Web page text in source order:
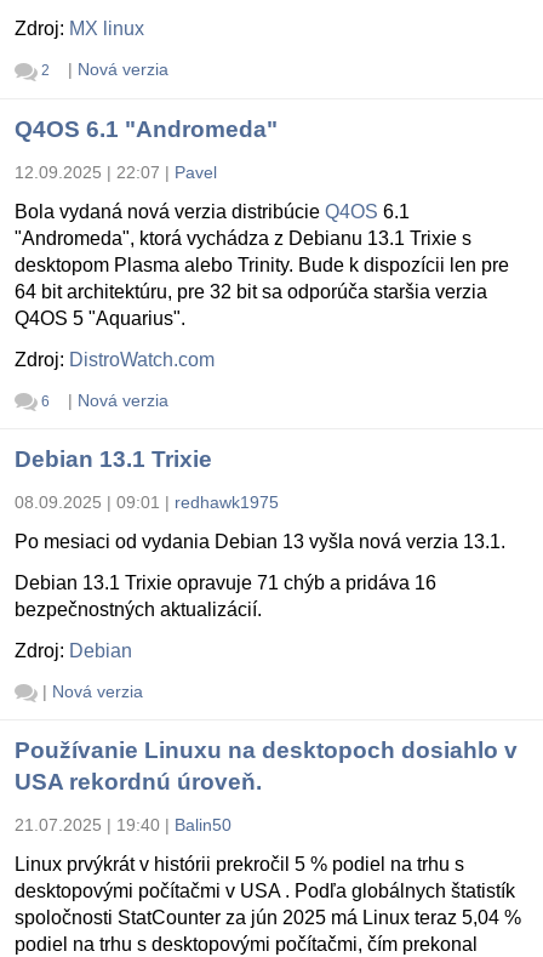
Zdroj: MX linux
2 | Nová verzia
Q4OS 6.1 "Andromeda"
12.09.2025 | 22:07 | Pavel
Bola vydaná nová verzia distribúcie Q4OS 6.1
"Andromeda", ktorá vychádza z Debianu 13.1 Trixie s
desktopom Plasma alebo Trinity. Bude k dispozícii len pre
64 bit architektúru, pre 32 bit sa odporúča staršia verzia
Q4OS 5 "Aquarius".
Zdroj: DistroWatch.com
6 | Nová verzia
Debian 13.1 Trixie
08.09.2025 | 09:01 | redhawk1975
Po mesiaci od vydania Debian 13 vyšla nová verzia 13.1.
Debian 13.1 Trixie opravuje 71 chýb a pridáva 16
bezpečnostných aktualizácií.
Zdroj: Debian
| Nová verzia
Používanie Linuxu na desktopoch dosiahlo v
USA rekordnú úroveň.
21.07.2025 | 19:40 | Balin50
Linux prvýkrát v histórii prekročil 5 % podiel na trhu s
desktopovými počítačmi v USA . Podľa globálnych štatistík
spoločnosti StatCounter za jún 2025 má Linux teraz 5,04 %
podiel na trhu s desktopovými počítačmi, čím prekonal